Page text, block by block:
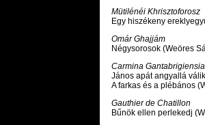
Mütilénéi Khrisztoforosz
Egy hiszékeny
Omár Ghajjám
Négysorosok (Weöres
Carmina Gantabrigiensia
János apát angyallá
A farkas és a plébános
Gauthier de Chatillon
Bűnök ellen perlekedj